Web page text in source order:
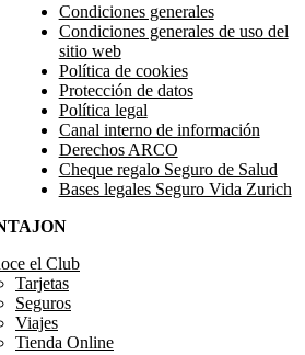
Condiciones generales
Condiciones generales de uso del
sitio web
Política de cookies
Protección de datos
Política legal
Canal interno de información
Derechos ARCO
Cheque regalo Seguro de Salud
Bases legales Seguro Vida Zurich
el Club
Tarjetas
Seguros
Viajes
Tienda Online